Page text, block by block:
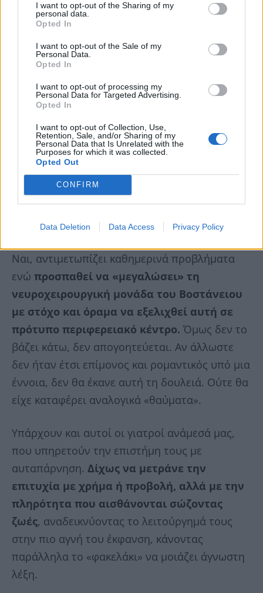
I want to opt-out of the Sharing of my
personal data.
Opted In
I want to opt-out of the Sale of my
Personal Data.
Opted In
I want to opt-out of processing my
Personal Data for Targeted Advertising.
Opted In
I want to opt-out of Collection, Use,
Retention, Sale, and/or Sharing of my
Personal Data that Is Unrelated with the
Purposes for which it was collected.
Opted Out
CONFIRM
Data Deletion Data Access Privacy Policy
Ναι, αντιμετωπίζει καθημερινά προβλήματα
ενώ προσπαθεί να «μεγαλώσει» τη
νευροχειρουργική μονάδα του Βοστάνειου
με στόχο και όραμα να εξελιχθεί αυτή σε
πρότυπο περιφερειακό κέντρο. Όμως δεν το
βάζει κάτω, δεν απογοητεύεται. Αν άλλωστε
δεν ήταν έτσι επίμονος και ρομαντικός υπό μια
έννοια, δεν θα έκανε αυτή τη δουλειά. Ούτε θα
είχε καταφέρει αναλογικά «θαύματα».
Υπάρχουν και αυτοί οι γιατροί ανάμεσά μας,
που υπηρετούν την επιστήμη τους με
αυταπάρνηση. Δίχως να μετράνε την
επιτυχία με χρήμα ή προβολή, αλλά με την
πληρότητα που αισθάνονται σώζοντας
ζωές, αναδεικνύοντας το λειτούργημά τους
στην πιο αγνή του έκφανση, κάνοντας
παράλληλα το «φακελάκι» να μοιάζει άγνωστη
λέξη.